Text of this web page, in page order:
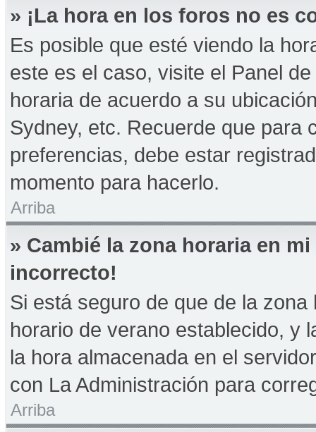
» ¡La hora en los foros no es
Es posible que esté viendo la
este es el caso, visite el Panel
horaria de acuerdo a su
Sydney, etc. Recuerde que para
preferencias, debe estar
momento para hacerlo.
Arriba
» Cambié la zona horaria en
incorrecto!
Si está seguro de que de la
horario de verano establecido, y
la hora almacenada en el
con La Administración para
Arriba